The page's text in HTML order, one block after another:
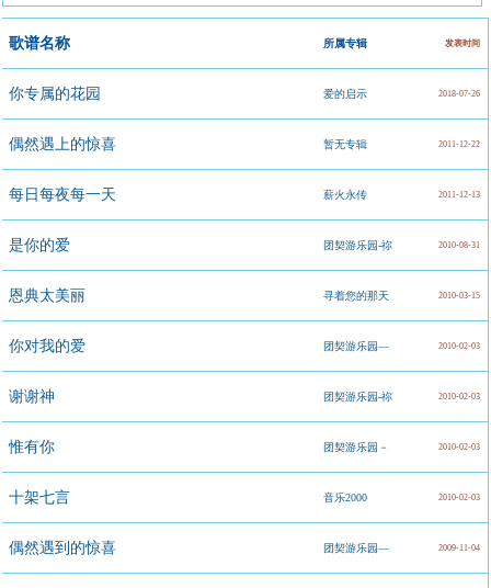
歌谱名称 所属专辑 发表时间
你专属的花园 爱的启示 2018-07-26
偶然遇上的惊喜 暂无专辑 2011-12-22
每日每夜每一天 薪火永传 2011-12-13
是你的爱 团契游乐园-祢
对我的爱
2010-08-31
恩典太美丽 寻着您的那天 2010-03-15
你对我的爱 团契游乐园—
你对我的爱
2010-02-03
谢谢神 团契游乐园-祢
对我的爱
2010-02-03
惟有你 团契游乐园－
祢对我的爱
2010-02-03
十架七言 音乐2000 2010-02-03
偶然遇到的惊喜 团契游乐园— 2009-11-04